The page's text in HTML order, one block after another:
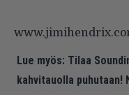
Lue myös: Tilaa
kahvitauolla puhutaan!